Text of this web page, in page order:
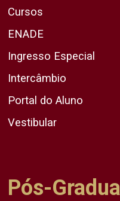
Cursos
ENADE
Ingresso Especial
Intercâmbio
Portal do Aluno
Vestibular
Pós-